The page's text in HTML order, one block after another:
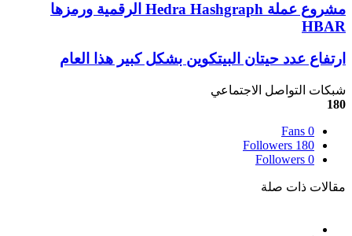
مشروع
عملة
Hedra
Hashgraph
الرقمية
HBAR
مشروع عملة Hedra Hashgraph الرقمية ورمزها
HBAR
ارتفاع
عدد
حيتان
البيتكوين
كبير
العام
ارتفاع عدد حيتان البيتكوين بشكل كبير هذا العام
شبكات التواصل الاجتماعي
180
0
Fans
180
Followers
0
Followers
مقالات ذات صلة